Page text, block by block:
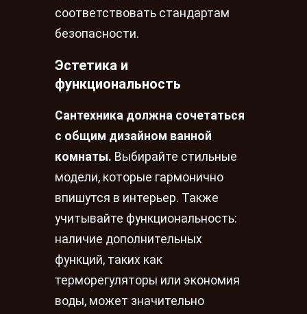
соответствовать стандартам
безопасности.
Эстетика и
функциональность
Сантехника должна сочетаться
с общим дизайном ванной
комнаты. Выбирайте стильные
модели, которые гармонично
впишутся в интерьер. Также
учитывайте функциональность:
наличие дополнительных
функций, таких как
терморегуляторы или экономия
воды, может значительно